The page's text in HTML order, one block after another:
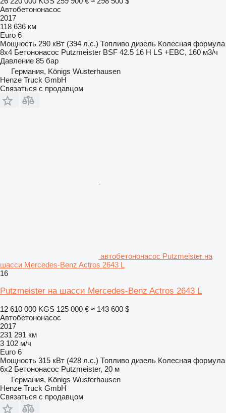
Автобетононасос
2017
118 636 км
Euro 6
Мощность 290 кВт (394 л.с.) Топливо дизель Колесная формула
8x4 Бетононасос Putzmeister BSF 42.5 16 H LS +EBC, 160 м3/ч
Давление 85 бар
Германия, Königs Wusterhausen
Henze Truck GmbH
Связаться с продавцом
автобетононасос Putzmeister на
шасси Mercedes-Benz Actros 2643 L
16
Putzmeister на шасси Mercedes-Benz Actros 2643 L
12 610 000 KGS 125 000 € ≈ 143 600 $
Автобетононасос
2017
231 291 км
3 102 м/ч
Euro 6
Мощность 315 кВт (428 л.с.) Топливо дизель Колесная формула
6x2 Бетононасос Putzmeister, 20 м
Германия, Königs Wusterhausen
Henze Truck GmbH
Связаться с продавцом